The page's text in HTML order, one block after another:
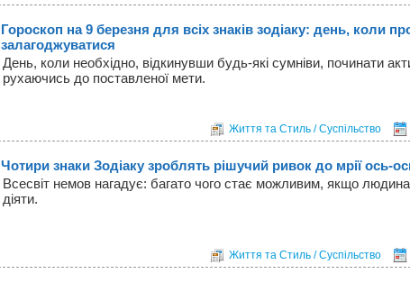
Гороскоп на 9 березня для всіх знаків зодіаку: день, коли
залагоджуватися
День, коли необхідно, відкинувши будь-які сумніви, починати
рухаючись до поставленої мети.
Життя та Стиль / Суспільство
Чотири знаки Зодіаку зроблять рішучий ривок до мрії ось-
Всесвіт немов нагадує: багато чого стає можливим, якщо людина
діяти.
Життя та Стиль / Суспільство